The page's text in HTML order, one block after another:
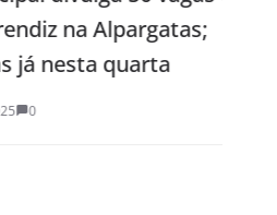
Alpargatas;
quarta